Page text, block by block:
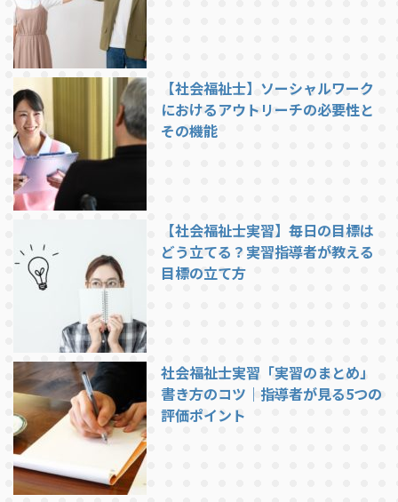
【社会福祉士】ソーシャルワーク
におけるアウトリーチの必要性と
その機能
【社会福祉士実習】毎日の目標は
どう立てる？実習指導者が教える
目標の立て方
社会福祉士実習「実習のまとめ」
書き方のコツ｜指導者が見る5つの
評価ポイント